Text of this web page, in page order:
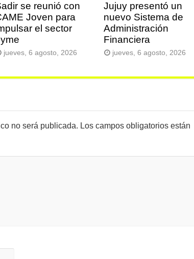
se reunió con
Joven para
el sector
jueves, 6 agosto, 2026
Jujuy presentó un
nuevo Sistema de
Administración
Financiera
jueves, 6 agosto, 2026
no será publicada. Los campos obligatorios están